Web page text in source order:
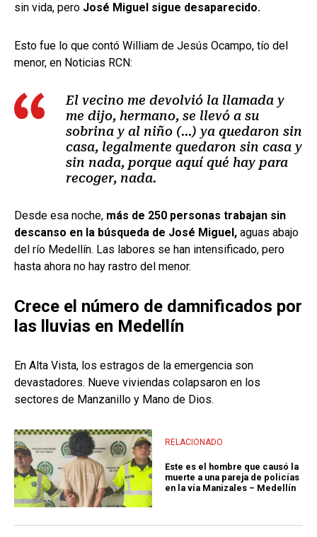
sin vida, pero José Miguel sigue desaparecido.
Esto fue lo que contó William de Jesús Ocampo, tío del
menor, en Noticias RCN:
El vecino me devolvió la llamada y
me dijo, hermano, se llevó a su
sobrina y al niño (...) ya quedaron sin
casa, legalmente quedaron sin casa y
sin nada, porque aquí qué hay para
recoger, nada.
Desde esa noche, más de 250 personas trabajan sin
descanso en la búsqueda de José Miguel, aguas abajo
del río Medellín. Las labores se han intensificado, pero
hasta ahora no hay rastro del menor.
Crece el número de damnificados por
las lluvias en Medellín
En Alta Vista, los estragos de la emergencia son
devastadores. Nueve viviendas colapsaron en los
sectores de Manzanillo y Mano de Dios.
RELACIONADO
Este es el hombre que causó la
muerte a una pareja de policías
en la vía Manizales – Medellín